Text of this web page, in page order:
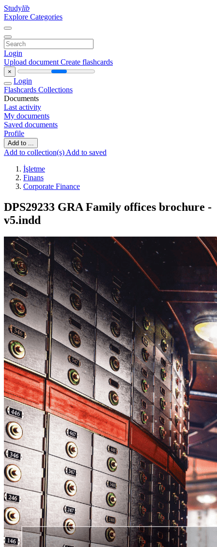
Studylib
Explore Categories
Login
Upload document Create flashcards
×
Login
Flashcards Collections
Documents
Last activity
My documents
Saved documents
Profile
Add to ...
Add to collection(s) Add to saved
İşletme
Finans
Corporate Finance
DPS29233 GRA Family offices brochure -
v5.indd